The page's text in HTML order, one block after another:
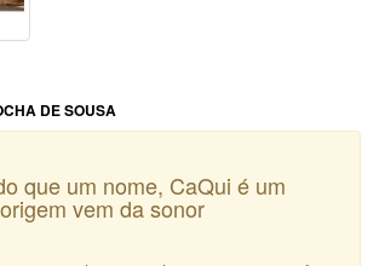
DE SOUSA
que um nome, CaQui é um
vem da sonor